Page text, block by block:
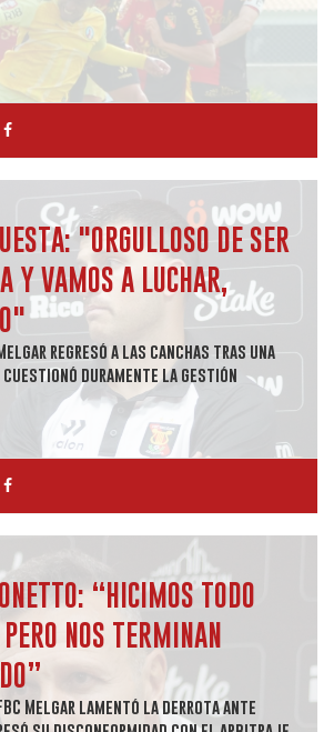
"ORGULLOSO DE SER
Y VAMOS A LUCHAR,
regresó a las canchas tras una
duramente la gestión
“HICIMOS TODO
NOS TERMINAN
Melgar lamentó la derrota ante